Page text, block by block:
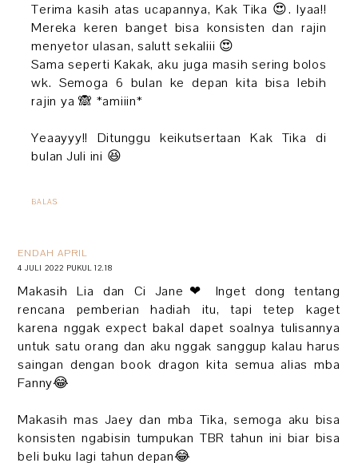
Terima kasih atas ucapannya, Kak Tika 😍. Iyaa!!
Mereka keren banget bisa konsisten dan rajin
menyetor ulasan, salutt sekaliii 😍
Sama seperti Kakak, aku juga masih sering bolos
wk. Semoga 6 bulan ke depan kita bisa lebih
rajin ya 🙈 *amiiin*
Yeaayyy!! Ditunggu keikutsertaan Kak Tika di
bulan Juli ini 😆
BALAS
ENDAH APRIL
4 JULI 2022 PUKUL 12.18
Makasih Lia dan Ci Jane❤ Inget dong tentang
rencana pemberian hadiah itu, tapi tetep kaget
karena nggak expect bakal dapet soalnya tulisannya
untuk satu orang dan aku nggak sanggup kalau harus
saingan dengan book dragon kita semua alias mba
Fanny😂
Makasih mas Jaey dan mba Tika, semoga aku bisa
konsisten ngabisin tumpukan TBR tahun ini biar bisa
beli buku lagi tahun depan😂